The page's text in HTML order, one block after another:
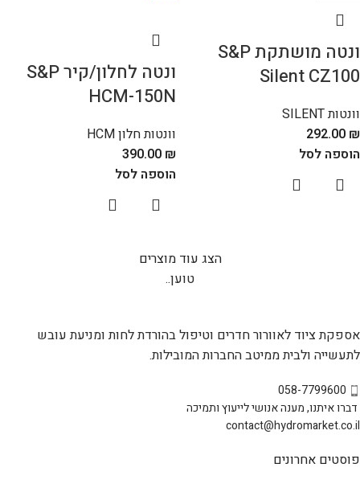
ונטה מושתקת S&P
Silent CZ100
וונטות SILENT
292.00 ₪
הוספה לסל
ונטה לחלון/קיר S&P
HCM-150N
וונטות חלון HCM
390.00 ₪
הוספה לסל
הצג עוד מוצרים
טוען..
אספקת ציוד לאוורור חדרים וטיפול בהורדת לחות ומניעת עובש
לתעשייה ולבית ממיטב החברות המובילות.
058-7799600
דברו איתנו, מענה אנושי לייעוץ ותמיכה
contact@hydromarket.co.il
פוסטים אחרונים